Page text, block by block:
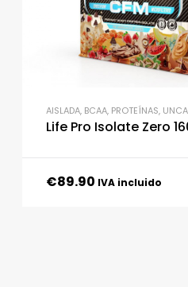
SUPLEMENTACIÓN
SELECCIONAR
AISLADA, BCAA, PROTEÍNAS,
Life Pro Isolate Zero
€89.90 IVA incluido